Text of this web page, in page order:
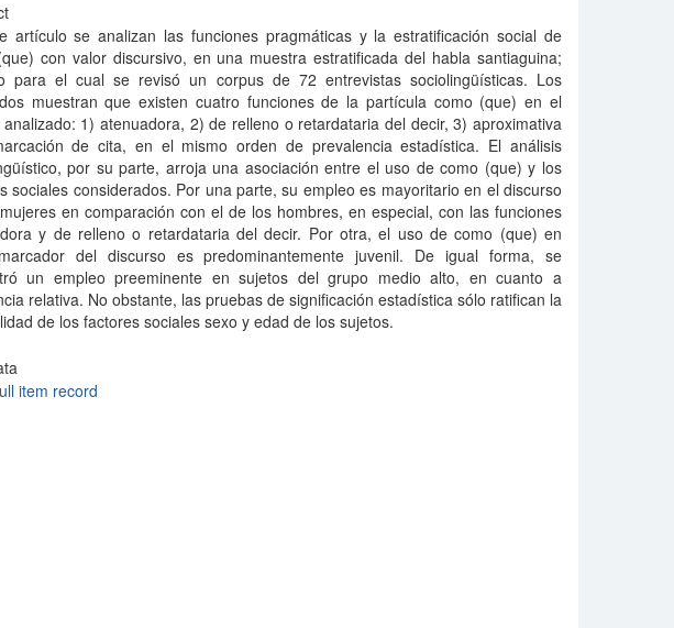
artículo se analizan las funciones pragmáticas y la estratificación social de
con valor discursivo, en una muestra estratificada del habla santiaguina;
para el cual se revisó un corpus de 72 entrevistas sociolingüísticas. Los
muestran que existen cuatro funciones de la partícula como (que) en el
1) atenuadora, 2) de relleno o retardataria del decir, 3) aproximativa
de cita, en el mismo orden de prevalencia estadística. El análisis
por su parte, arroja una asociación entre el uso de como (que) y los
sociales considerados. Por una parte, su empleo es mayoritario en el discurso
en comparación con el de los hombres, en especial, con las funciones
y de relleno o retardataria del decir. Por otra, el uso de como (que) en
del discurso es predominantemente juvenil. De igual forma, se
un empleo preeminente en sujetos del grupo medio alto, en cuanto a
relativa. No obstante, las pruebas de significación estadística sólo ratifican la
de los factores sociales sexo y edad de los sujetos.
item record